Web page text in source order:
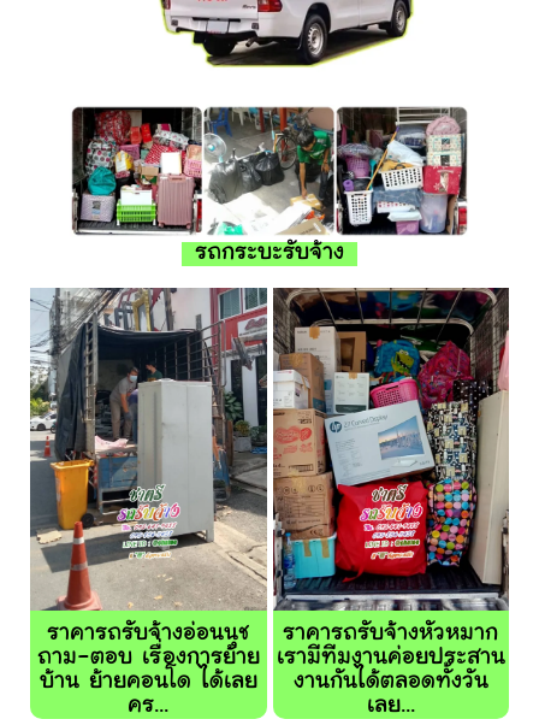
รถกระบะรับจ้าง
ราคารถรับจ้างอ่อนนุช
ถาม-ตอบ เรื่องการย้าย
บ้าน ย้ายคอนโด ได้เลย
คร...
ราคารถรับจ้างหัวหมาก
เรามีทีมงานค่อยประสาน
งานกันได้ตลอดทั้งวัน
เลย...